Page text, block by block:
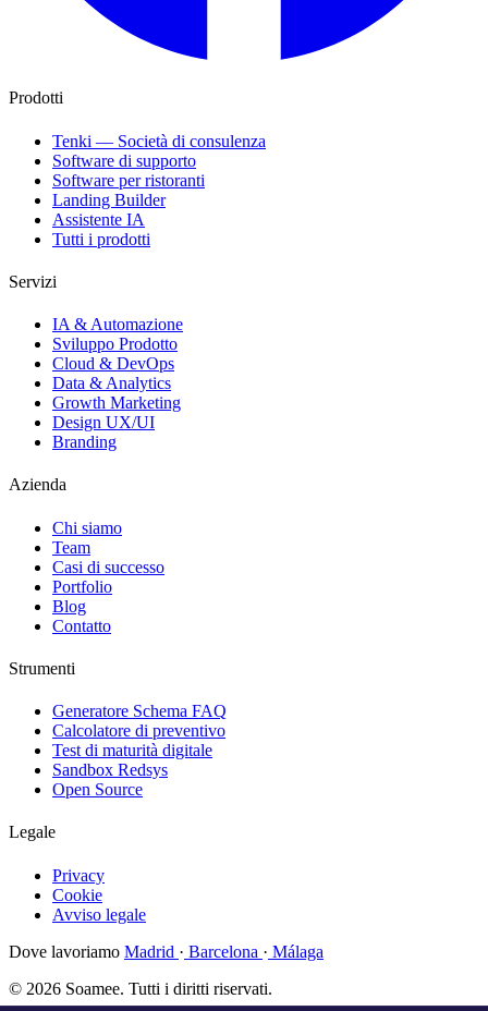
Prodotti
Tenki — Società di consulenza
Software di supporto
Software per ristoranti
Landing Builder
Assistente IA
Tutti i prodotti
Servizi
IA & Automazione
Sviluppo Prodotto
Cloud & DevOps
Data & Analytics
Growth Marketing
Design UX/UI
Branding
Azienda
Chi siamo
Team
Casi di successo
Portfolio
Blog
Contatto
Strumenti
Generatore Schema FAQ
Calcolatore di preventivo
Test di maturità digitale
Sandbox Redsys
Open Source
Legale
Privacy
Cookie
Avviso legale
Dove lavoriamo Madrid · Barcelona · Málaga
© 2026 Soamee. Tutti i diritti riservati.